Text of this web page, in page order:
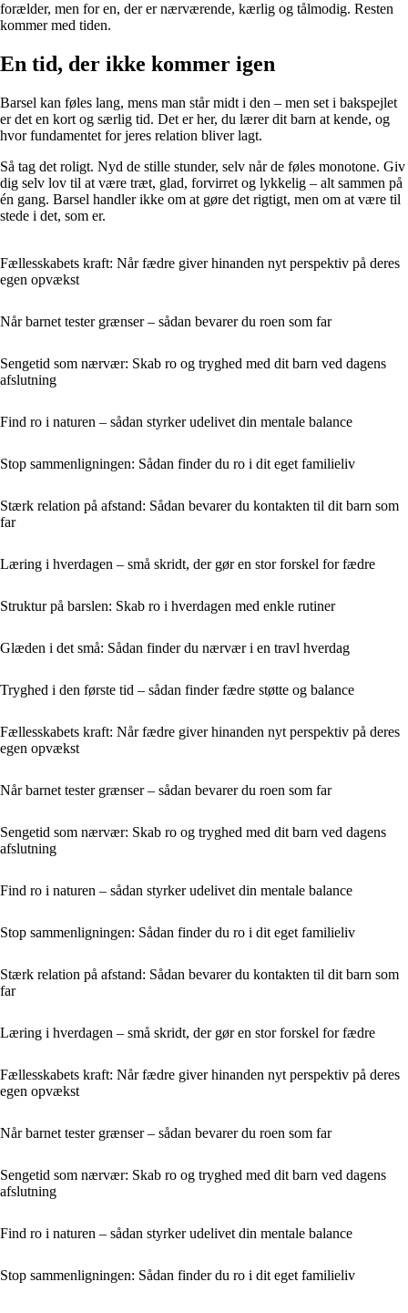
forælder, men for en, der er nærværende, kærlig og tålmodig. Resten
kommer med tiden.
En tid, der ikke kommer igen
Barsel kan føles lang, mens man står midt i den – men set i bakspejlet
er det en kort og særlig tid. Det er her, du lærer dit barn at kende, og
hvor fundamentet for jeres relation bliver lagt.
Så tag det roligt. Nyd de stille stunder, selv når de føles monotone. Giv
dig selv lov til at være træt, glad, forvirret og lykkelig – alt sammen på
én gang. Barsel handler ikke om at gøre det rigtigt, men om at være til
stede i det, som er.
Fællesskabets kraft: Når fædre giver hinanden nyt perspektiv på deres
egen opvækst
Når barnet tester grænser – sådan bevarer du roen som far
Sengetid som nærvær: Skab ro og tryghed med dit barn ved dagens
afslutning
Find ro i naturen – sådan styrker udelivet din mentale balance
Stop sammenligningen: Sådan finder du ro i dit eget familieliv
Stærk relation på afstand: Sådan bevarer du kontakten til dit barn som
far
Læring i hverdagen – små skridt, der gør en stor forskel for fædre
Struktur på barslen: Skab ro i hverdagen med enkle rutiner
Glæden i det små: Sådan finder du nærvær i en travl hverdag
Tryghed i den første tid – sådan finder fædre støtte og balance
Fællesskabets kraft: Når fædre giver hinanden nyt perspektiv på deres
egen opvækst
Når barnet tester grænser – sådan bevarer du roen som far
Sengetid som nærvær: Skab ro og tryghed med dit barn ved dagens
afslutning
Find ro i naturen – sådan styrker udelivet din mentale balance
Stop sammenligningen: Sådan finder du ro i dit eget familieliv
Stærk relation på afstand: Sådan bevarer du kontakten til dit barn som
far
Læring i hverdagen – små skridt, der gør en stor forskel for fædre
Fællesskabets kraft: Når fædre giver hinanden nyt perspektiv på deres
egen opvækst
Når barnet tester grænser – sådan bevarer du roen som far
Sengetid som nærvær: Skab ro og tryghed med dit barn ved dagens
afslutning
Find ro i naturen – sådan styrker udelivet din mentale balance
Stop sammenligningen: Sådan finder du ro i dit eget familieliv